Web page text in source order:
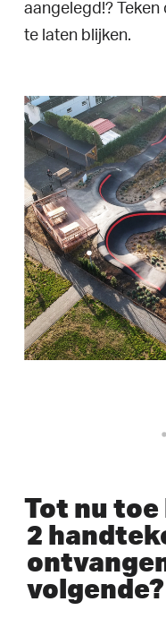
aangelegd!?
te laten blijken.
Tot nu toe
2
volgende?